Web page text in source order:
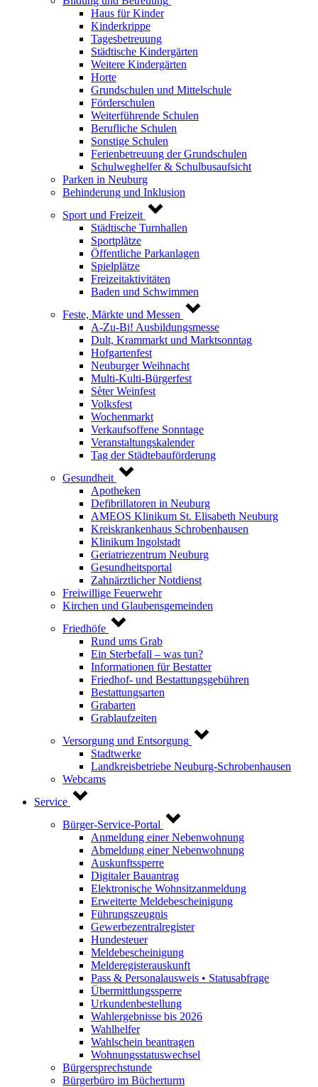
Haus für Kinder
Kinderkrippe
Tagesbetreuung
Städtische Kindergärten
Weitere Kindergärten
Horte
Grundschulen und Mittelschule
Förderschulen
Weiterführende Schulen
Berufliche Schulen
Sonstige Schulen
Ferienbetreuung der Grundschulen
Schulweghelfer & Schulbusaufsicht
Parken in Neuburg
Behinderung und Inklusion
Sport und Freizeit
Städtische Turnhallen
Sportplätze
Öffentliche Parkanlagen
Spielplätze
Freizeitaktivitäten
Baden und Schwimmen
Feste, Märkte und Messen
A-Zu-Bi! Ausbildungsmesse
Dult, Krammarkt und Marktsonntag
Hofgartenfest
Neuburger Weihnacht
Multi-Kulti-Bürgerfest
Sèter Weinfest
Volksfest
Wochenmarkt
Verkaufsoffene Sonntage
Veranstaltungskalender
Tag der Städtebauförderung
Gesundheit
Apotheken
Defibrillatoren in Neuburg
AMEOS Klinikum St. Elisabeth Neuburg
Kreiskrankenhaus Schrobenhausen
Klinikum Ingolstadt
Geriatriezentrum Neuburg
Gesundheitsportal
Zahnärztlicher Notdienst
Freiwillige Feuerwehr
Kirchen und Glaubensgemeinden
Friedhöfe
Rund ums Grab
Ein Sterbefall – was tun?
Informationen für Bestatter
Friedhof- und Bestattungsgebühren
Bestattungsarten
Grabarten
Grablaufzeiten
Versorgung und Entsorgung
Stadtwerke
Landkreisbetriebe Neuburg-Schrobenhausen
Webcams
Service
Bürger-Service-Portal
Anmeldung einer Nebenwohnung
Abmeldung einer Nebenwohnung
Auskunftssperre
Digitaler Bauantrag
Elektronische Wohnsitzanmeldung
Erweiterte Meldebescheinigung
Führungszeugnis
Gewerbezentralregister
Hundesteuer
Meldebescheinigung
Melderegisterauskunft
Pass & Personalausweis • Statusabfrage
Übermittlungssperre
Urkundenbestellung
Wahlergebnisse bis 2026
Wahlhelfer
Wahlschein beantragen
Wohnungsstatuswechsel
Bürgersprechstunde
Bürgerbüro im Bücherturm